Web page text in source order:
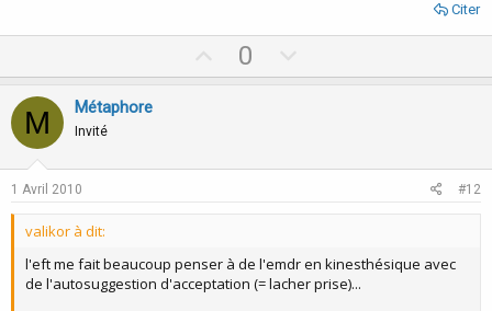
Citer
p
0
o
M Métaphore
Invité
1 Avril 2010 #12
valikor à dit:
l'eft me fait beaucoup penser à de l'emdr en kinesthésique avec
de l'autosuggestion d'acceptation (= lacher prise)...